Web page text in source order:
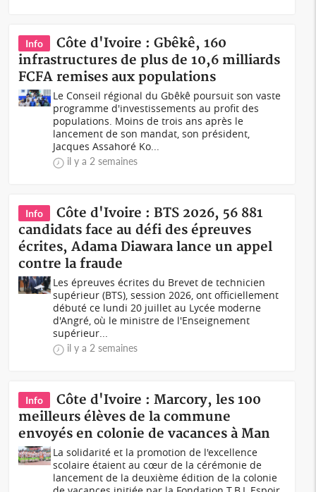
Info
Côte d'Ivoire : Gbêkê, 160
infrastructures de plus de 10,6 milliards
FCFA remises aux populations
Le Conseil régional du Gbêkê poursuit son vaste
programme d'investissements au profit des
populations. Moins de trois ans après le
lancement de son mandat, son président,
Jacques Assahoré Ko...
il y a 2 semaines
Info
Côte d'Ivoire : BTS 2026, 56 881
candidats face au défi des épreuves
écrites, Adama Diawara lance un appel
contre la fraude
Les épreuves écrites du Brevet de technicien
supérieur (BTS), session 2026, ont officiellement
débuté ce lundi 20 juillet au Lycée moderne
d'Angré, où le ministre de l'Enseignement
supérieur...
il y a 2 semaines
Info
Côte d'Ivoire : Marcory, les 100
meilleurs élèves de la commune
envoyés en colonie de vacances à Man
La solidarité et la promotion de l'excellence
scolaire étaient au cœur de la cérémonie de
lancement de la deuxième édition de la colonie